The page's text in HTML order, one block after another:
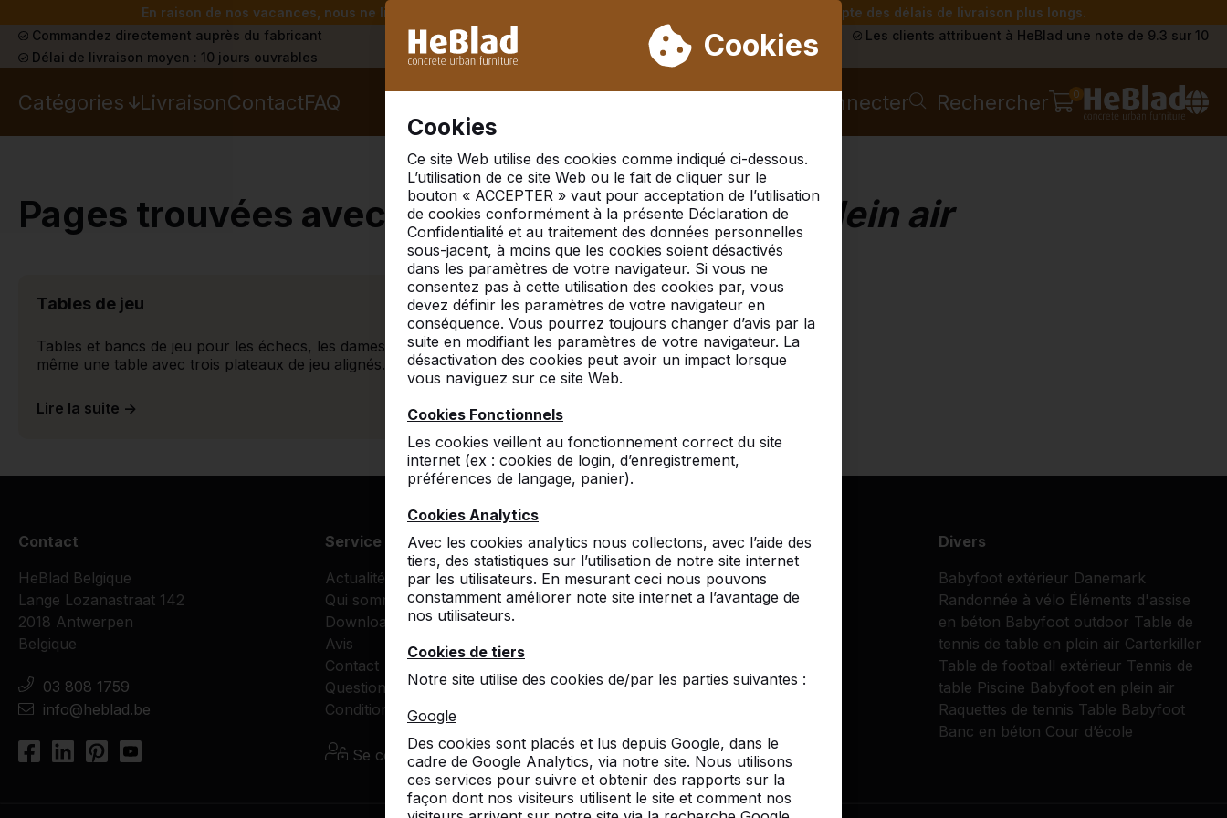
En raison de nos vacances, nous ne livrerons pas de la semaine 31 à la semaine 33. Veuillez donc tenir compte des délais de livraison plus longs.
Cookies
Cookies
Ce site Web utilise des cookies comme indiqué ci-dessous.
L’utilisation de ce site Web ou le fait de cliquer sur le
bouton « ACCEPTER » vaut pour acceptation de l’utilisation
de cookies conformément à la présente Déclaration de
Confidentialité et au traitement des données personnelles
sous-jacent, à moins que les cookies soient désactivés
dans les paramètres de votre navigateur. Si vous ne
consentez pas à cette utilisation des cookies par, vous
devez définir les paramètres de votre navigateur en
conséquence. Vous pourrez toujours changer d’avis par la
suite en modifiant les paramètres de votre navigateur. La
désactivation des cookies peut avoir un impact lorsque
vous naviguez sur ce site Web.
Cookies Fonctionnels
Les cookies veillent au fonctionnement correct du site
internet (ex : cookies de login, d’enregistrement,
préférences de langage, panier).
Cookies Analytics
Avec les cookies analytics nous collectons, avec l’aide des
tiers, des statistiques sur l’utilisation de notre site internet
par les utilisateurs. En mesurant ceci nous pouvons
constamment améliorer note site internet a l’avantage de
nos utilisateurs.
Cookies de tiers
Notre site utilise des cookies de/par les parties suivantes :
Google
Des cookies sont placés et lus depuis Google, dans le
cadre de Google Analytics, via notre site. Nous utilisons
ces services pour suivre et obtenir des rapports sur la
façon dont nos visiteurs utilisent le site et comment nos
Commandez directement auprès du fabricant Déjà plus de 30 000 produits vendus
Les clients attribuent à HeBlad une note de 9.3 sur 10
Délai de livraison moyen : 10 jours ouvrables
Catégories LivraisonContactFAQ Se connecter Rechercher 0
Pages trouvées avec tagsTable d’échecs en plein air
Tables de jeu
Tables et bancs de jeu pour les échecs, les dames, le ludo, le backgammon et
même une table avec trois plateaux de jeu alignés.
Lire la suite ->
Contact
HeBlad Belgique
Lange Lozanastraat 142
2018 Antwerpen
Belgique
03 808 1759
info@heblad.be
Service clientèle
Actualités
Qui sommes-nous
Downloads
Avis
Contact
Questions fréquentes
Conditions de livraison
Se connecter
Catégories
Tables de ping-pong
Footvolley
Bancs
Divers
Babyfoot extérieur Danemark
Randonnée à vélo Éléments d'assise
en béton Babyfoot outdoor Table de
tennis de table en plein air Carterkiller
Table de football extérieur Tennis de
table Piscine Babyfoot en plein air
Raquettes de tennis Table Babyfoot
Banc en béton Cour d’école